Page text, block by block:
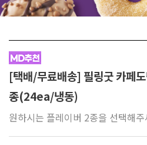
[택배/무료배송] 필링굿 카페
종(24ea/냉동)
원하시는 플레이버 2종을 선택해주